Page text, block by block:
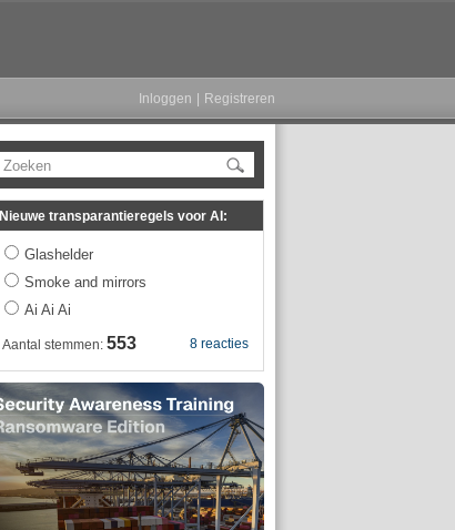
Inloggen Registreren
Zoeken
Nieuwe transparantieregels voor AI:
Glashelder
Smoke and mirrors
Ai Ai Ai
8 reacties
Aantal stemmen: 553